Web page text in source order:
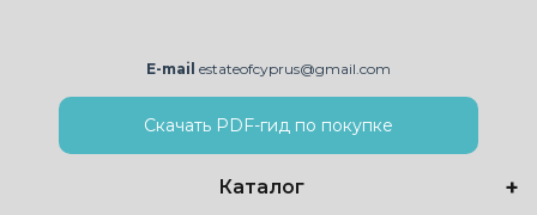
E-mail estateofcyprus@gmail.com
Скачать PDF-гид по покупке
Каталог